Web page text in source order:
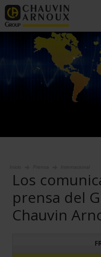
Inicio Prensa Internacional
Los
prensa del
Chauvin